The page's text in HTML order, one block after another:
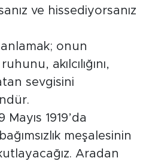
ve hissediyorsanız
onun
akılcılığını,
sevgisini
Mayıs 1919’da
meşalesinin
Aradan